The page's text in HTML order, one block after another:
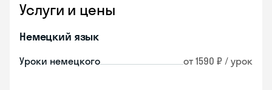
Услуги и цены
Немецкий язык
Уроки немецкого от 1590 ₽ / урок